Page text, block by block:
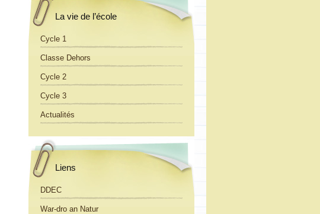
La vie de l’école
Cycle 1
Classe Dehors
Cycle 2
Cycle 3
Actualités
Liens
DDEC
War-dro an Natur